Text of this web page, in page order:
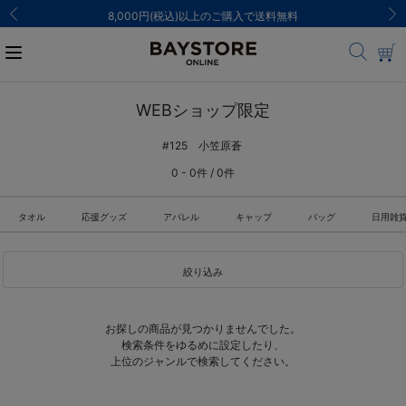
8,000円(税込)以上のご購入で送料無料
WEBショップ限定
#125 小笠原蒼
0 - 0件 / 0件
タオル 応援グッズ アパレル キャップ バッグ 日用雑
絞り込み
お探しの商品が見つかりませんでした。
検索条件をゆるめに設定したり、
上位のジャンルで検索してください。